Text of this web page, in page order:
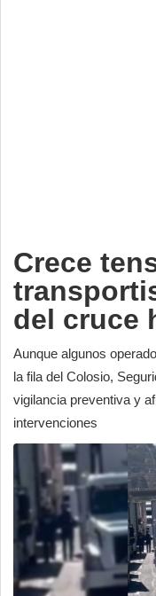
Crece
del cruce
Aunque algunos
la fila del Colosio,
vigilancia preventiva y
intervenciones